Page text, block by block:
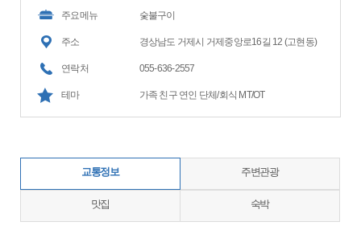
주요메뉴 숯불구이
주소 경상남도 거제시 거제중앙로16길 12 (고현동)
연락처 055-636-2557
테마 가족 친구 연인 단체/회식 MT/OT
교통정보 주변관광
맛집 숙박